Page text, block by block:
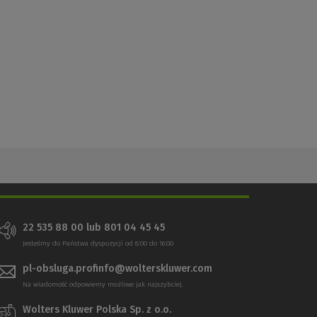
22 535 88 00 lub 801 04 45 45
Jesteśmy do Państwa dyspozycji od 8:00 do 16:00
pl-obsluga.profinfo@wolterskluwer.com
Na wiadomość odpowiemy możliwe jak najszybciej.
Wolters Kluwer Polska Sp. z o.o.